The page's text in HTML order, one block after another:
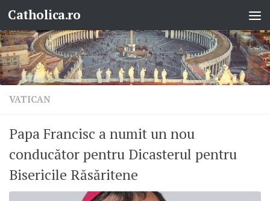
Skip to content
Catholica.ro
VATICAN
Papa Francisc a numit un nou
conducător pentru Dicasterul pentru
Bisericile Răsăritene